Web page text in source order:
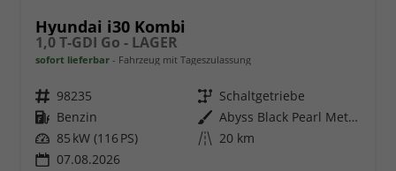
Hyundai i30 Kombi
1,0 T-GDI Go - LAGER
sofort lieferbar Fahrzeug mit Tageszulassung
Fahrzeugnr. 98235 Getriebe Schaltgetriebe
Kraftstoff Benzin Außenfarbe
Abyss Black Pearl Metallic ()
Leistung 85 kW (116 PS) Kilometerstand 20 km
07.08.2026